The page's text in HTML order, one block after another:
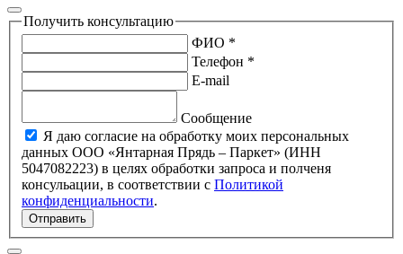
Получить консультацию
ФИО *
Телефон *
E-mail
Сообщение
Я даю согласие на обработку моих персональных
данных ООО «Янтарная Прядь – Паркет» (ИНН
5047082223) в целях обработки запроса и полченя
консульации, в соответствии с Политикой
конфиденциальности.
Отправить